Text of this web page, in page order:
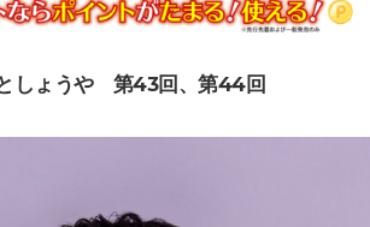
しょうや 第43回、第44回